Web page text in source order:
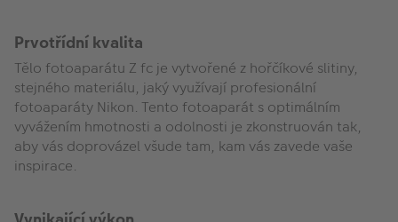
Prvotřídní kvalita
Tělo fotoaparátu Z fc je vytvořené z hořčíkové slitiny,
stejného materiálu, jaký využívají profesionální
fotoaparáty Nikon. Tento fotoaparát s optimálním
vyvážením hmotnosti a odolnosti je zkonstruován tak,
aby vás doprovázel všude tam, kam vás zavede vaše
inspirace.